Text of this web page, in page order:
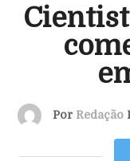
Por Redação